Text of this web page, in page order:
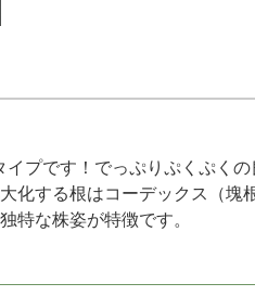
プです！でっぷりぷくぷく
化する根はコーデックス（塊
特な株姿が特徴です。